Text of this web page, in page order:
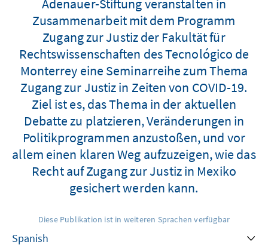
Adenauer-Stiftung veranstalten in
Zusammenarbeit mit dem Programm
Zugang zur Justiz der Fakultät für
Rechtswissenschaften des Tecnológico de
Monterrey eine Seminarreihe zum Thema
Zugang zur Justiz in Zeiten von COVID-19.
Ziel ist es, das Thema in der aktuellen
Debatte zu platzieren, Veränderungen in
Politikprogrammen anzustoßen, und vor
allem einen klaren Weg aufzuzeigen, wie das
Recht auf Zugang zur Justiz in Mexiko
gesichert werden kann.
Diese Publikation ist in weiteren Sprachen verfügbar